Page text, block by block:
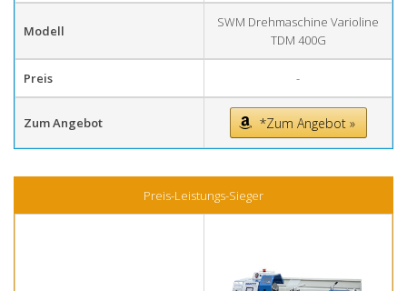
Modell
SWM Drehmaschine Varioline
TDM 400G
Preis -
Zum Angebot *Zum Angebot »
Preis-Leistungs-Sieger